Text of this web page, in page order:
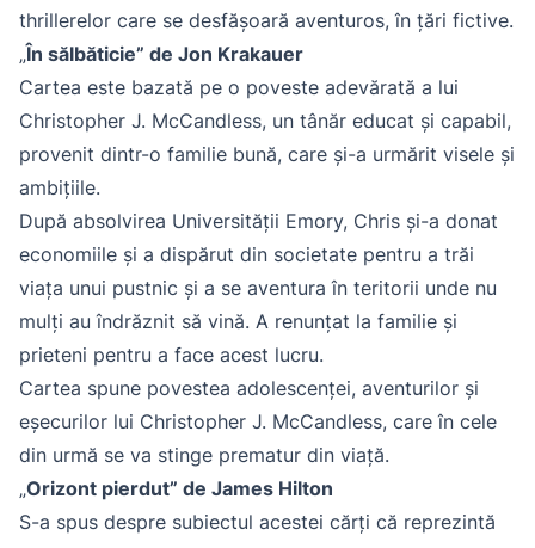
thrillerelor care se desfășoară aventuros, în țări fictive.
„În sălbăticie” de Jon Krakauer
Cartea este bazată pe o poveste adevărată a lui
Christopher J. McCandless, un tânăr educat și capabil,
provenit dintr-o familie bună, care și-a urmărit visele și
ambițiile.
După absolvirea Universității Emory, Chris și-a donat
economiile și a dispărut din societate pentru a trăi
viața unui pustnic și a se aventura în teritorii unde nu
mulți au îndrăznit să vină. A renunțat la familie și
prieteni pentru a face acest lucru.
Cartea spune povestea adolescenței, aventurilor și
eșecurilor lui Christopher J. McCandless, care în cele
din urmă se va stinge prematur din viață.
„Orizont pierdut” de James Hilton
S-a spus despre subiectul acestei cărți că reprezintă